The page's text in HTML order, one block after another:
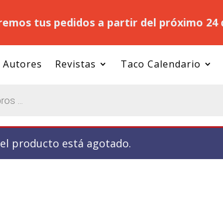
tus pedidos a partir del próximo 24
Autores Revistas Taco Calendario
producto está agotado.